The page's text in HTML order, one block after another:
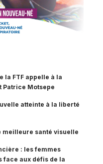
la FTF appelle à la
Patrice Motsepe
atteinte à la liberté
meilleure santé visuelle
: les femmes
aux défis de la